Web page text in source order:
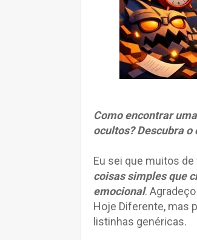
Como encontrar
ocultos? Descubra
Eu sei que muitos
coisas simples que
emocional.
Hoje Diferente, mas
listinhas genéricas.